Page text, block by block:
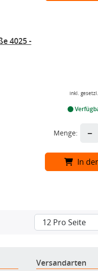
4025 -
inkl.
Menge: −
In
Versandarten